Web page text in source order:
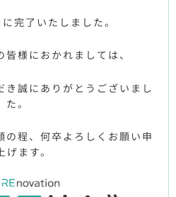
完了いたしました。
様におかれましては、
き誠にありがとうございまし
た。
の程、何卒よろしくお願い申
げます。